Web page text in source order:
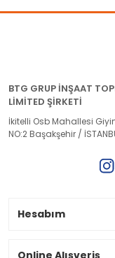
BTG GRUP İNŞAAT
LİMİTED ŞİRKETİ
İkitelli Osb Mahallesi
NO:2 Başakşehir /
Hesabım
Online Alışveriş